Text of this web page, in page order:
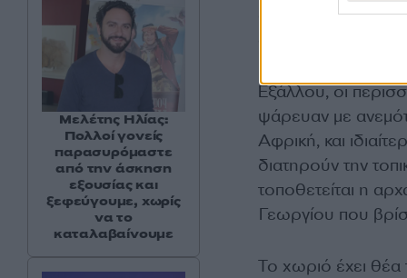
σημερινά
από νησιώτικους
Εξάλλου, οι
ψάρευαν με
Αφρική, και
διατηρούν την
τοποθετείται η
Γεωργίου που
Το χωριό έχει
Μελέτης Ηλίας:
Πολλοί γονείς
παρασυρόμαστε
από την άσκηση
εξουσίας και
ξεφεύγουμε, χωρίς
να το
καταλαβαίνουμε